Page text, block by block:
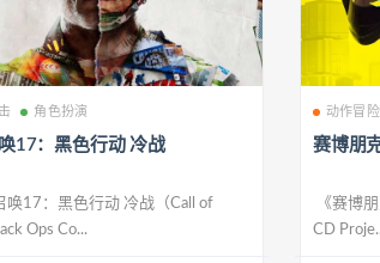
角色扮演
17：黑色行动 冷战
唤17：黑色行动 冷战（Call of
Ops Co...
动作冒险
赛博朋
《赛博
CD